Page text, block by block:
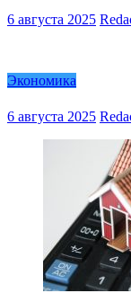
6 августа 2025
Экономика
6 августа 2025